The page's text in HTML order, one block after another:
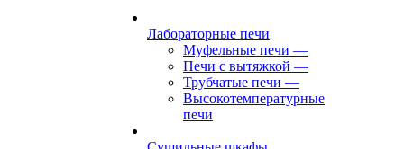
Лабораторные печи
Муфельные печи —
Печи с вытяжкой —
Трубчатые печи —
Высокотемпературные
печи